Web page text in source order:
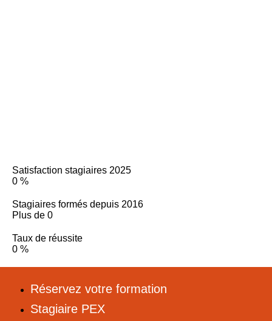
Satisfaction stagiaires 2025
0 %
Stagiaires formés depuis 2016
Plus de 0
Taux de réussite
0 %
Réservez votre formation
Stagiaire PEX